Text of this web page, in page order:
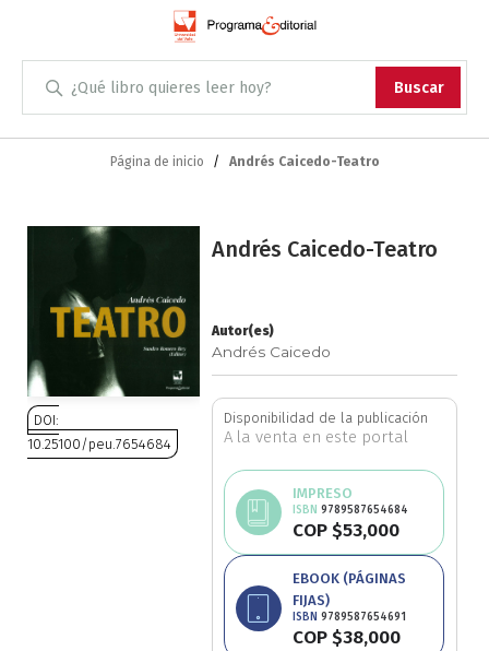
Buscar
Administración
Antropología
Arquitectura
Arte
Artes escénicas
Biología
Ciencias
Skip
Página de inicio Andrés Caicedo-Teatro
galería
de
imágenes
DOI:
10.25100/peu.7654684
Andrés Caicedo-Teatro
Autor(es)
Andrés Caicedo
Disponibilidad de la publicación
A la venta en este portal
IMPRESO
ISBN9789587654684
COP $53,000
Avísame
disponibilidad
EBOOK (PÁGINAS
FIJAS)
ISBN9789587654691
COP $38,000